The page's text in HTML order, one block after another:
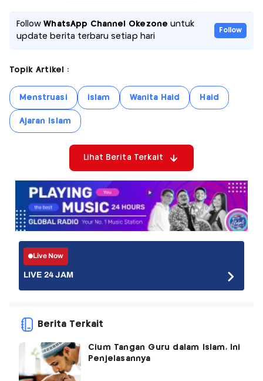
FollowWhatsApp Channel Okezone untuk
update berita terbaru setiap hari
Follow
Topik Artikel :
Menstruasi islam Wanita Haid Haid
Ajaran Islam
Lihat Berita Terkait
Live Now
LIVE 24 JAM
Berita Terkait
Cium Tangan Guru dalam Islam, Ini
Penjelasannya